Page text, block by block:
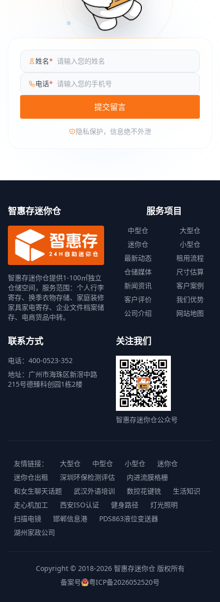
姓名*
电话*
提交留言
隐私保护，信息绝不外泄
智惠存迷你仓
智惠存迷你仓提供1-100㎡独立
仓储空间，服务范围：个人行李
寄存、换季衣物存储、家庭装修
家具家电寄存、企业文件档案储
存、电商货品中转。
服务项目
中型仓
大型仓
迷你仓
小型仓
最新动态
租用流程
仓储媒体
尺寸估算
新闻资讯
客户案例
客户评价
我们优势
公司介绍
网站地图
联系方式
电话：400-0523-352
地址：广州市海珠区新滘中路
215号德臻科创园1栋2楼
关注我们
智惠存迷你仓公众号
友情链接： 大型仓 中型仓 小型仓
迷你仓
迷你仓出租
深圳环保检测评估
内进流膜格栅
和女生聊天话题
武汉外语培训 数控花键铣
生活知识
走心机加工
西安ISO认证 健身路径
灯光照明
扫描电镜
邯郸信息港
PDS863液位变送器
湖州家政公司
Copyright © 2018-2026 智惠存迷你仓 版权所有
备案号
粤ICP备2026052520号